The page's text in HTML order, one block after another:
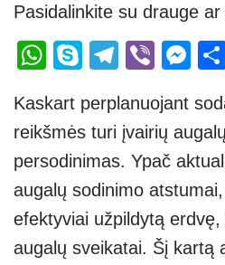
Pasidalinkite su drauge ar
W
at
s
A
p
p
S
p
e
T
e
gr
a
m
Vi
er
M
ss
e
n
g
er
Kaskart perplanuojant
reikšmės turi įvairių
persodinimas. Ypač
augalų sodinimo
efektyviai užpildytą
augalų sveikatai. Šį kartą